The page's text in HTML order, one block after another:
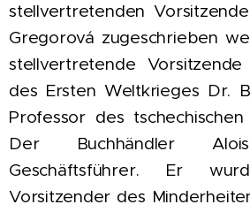
stellvertretenden
Gregorová zugeschrieben
stellvertretende
des Ersten Weltkrieges Dr.
Professor des tschechischen
Der Buchhändler
Geschäftsführer. Er
Vorsitzender des